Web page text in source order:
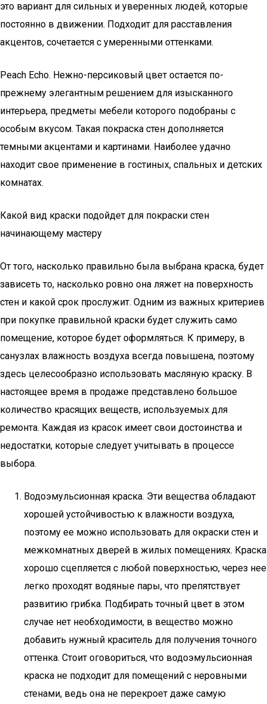
это вариант для сильных и уверенных людей, которые
постоянно в движении. Подходит для расставления
акцентов, сочетается с умеренными оттенками.
Peach Echo. Нежно-персиковый цвет остается по-
прежнему элегантным решением для изысканного
интерьера, предметы мебели которого подобраны с
особым вкусом. Такая покраска стен дополняется
темными акцентами и картинами. Наиболее удачно
находит свое применение в гостиных, спальных и детских
комнатах.
Какой вид краски подойдет для покраски стен
начинающему мастеру
От того, насколько правильно была выбрана краска, будет
зависеть то, насколько ровно она ляжет на поверхность
стен и какой срок прослужит. Одним из важных критериев
при покупке правильной краски будет служить само
помещение, которое будет оформляться. К примеру, в
санузлах влажность воздуха всегда повышена, поэтому
здесь целесообразно использовать масляную краску. В
настоящее время в продаже представлено большое
количество красящих веществ, используемых для
ремонта. Каждая из красок имеет свои достоинства и
недостатки, которые следует учитывать в процессе
выбора.
Водоэмульсионная краска. Эти вещества обладают
хорошей устойчивостью к влажности воздуха,
поэтому ее можно использовать для окраски стен и
межкомнатных дверей в жилых помещениях. Краска
хорошо сцепляется с любой поверхностью, через нее
легко проходят водяные пары, что препятствует
развитию грибка. Подбирать точный цвет в этом
случае нет необходимости, в вещество можно
добавить нужный краситель для получения точного
оттенка. Стоит оговориться, что водоэмульсионная
краска не подходит для помещений с неровными
стенами, ведь она не перекроет даже самую